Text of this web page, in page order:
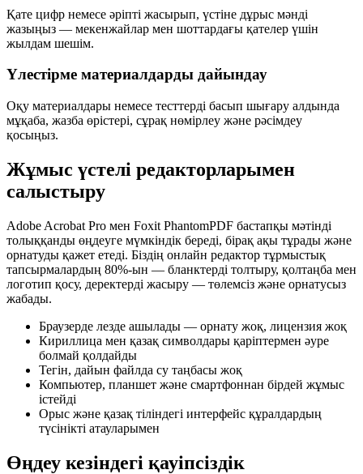
Қате цифр немесе әріпті жасырып, үстіне дұрыс мәнді
жазыңыз — мекенжайлар мен шоттардағы қателер үшін
жылдам шешім.
Үлестірме материалдарды дайындау
Оқу материалдары немесе тесттерді басып шығару алдында
мұқаба, жазба өрістері, сұрақ нөмірлеу және рәсімдеу
қосыңыз.
Жұмыс үстелі редакторларымен
салыстыру
Adobe Acrobat Pro мен Foxit PhantomPDF бастапқы мәтінді
толыққанды өңдеуге мүмкіндік береді, бірақ ақы тұрады және
орнатуды қажет етеді. Біздің онлайн редактор тұрмыстық
тапсырмалардың 80%-ын — бланктерді толтыру, қолтаңба мен
логотип қосу, деректерді жасыру — төлемсіз және орнатусыз
жабады.
Браузерде лезде ашылады — орнату жоқ, лицензия жоқ
Кириллица мен қазақ символдары қаріптермен әуре
болмай қолдайды
Тегін, дайын файлда су таңбасы жоқ
Компьютер, планшет және смартфоннан бірдей жұмыс
істейді
Орыс және қазақ тіліндегі интерфейс құралдардың
түсінікті атауларымен
Өңдеу кезіндегі қауіпсіздік